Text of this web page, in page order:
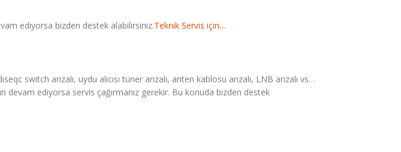
ediyorsa bizden destek alabilirsiniz.Teknik Servis için…
switch arızalı, uydu alıcısı tüner arızalı, anten kablosu arızalı, LNB arızalı vs…
devam ediyorsa servis çağırmanız gerekir. Bu konuda bizden destek